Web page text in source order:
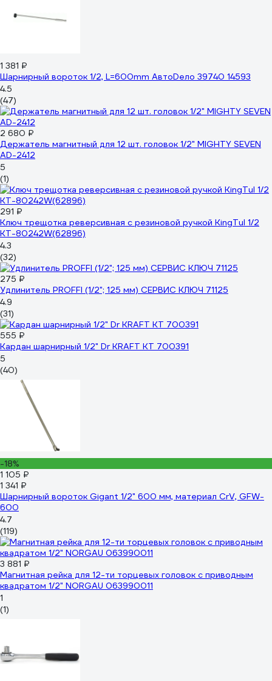
1 381 ₽
Шарнирный вороток 1/2, L=600mm АвтоDело 39740 14593
4.5
(47)
2 680 ₽
Держатель магнитный для 12 шт. головок 1/2" MIGHTY SEVEN
AD-2412
5
(1)
291 ₽
Ключ трещотка реверсивная с резиновой ручкой KingTul 1/2
KT-80242W(62896)
4.3
(32)
275 ₽
Удлинитель PROFFI (1/2"; 125 мм) СЕРВИС КЛЮЧ 71125
4.9
(31)
555 ₽
Кардан шарнирный 1/2" Dr KRAFT KT 700391
5
(40)
-18%
1 105 ₽
1 341 ₽
Шарнирный вороток Gigant 1/2" 600 мм, материал CrV, GFW-
600
4.7
(119)
3 881 ₽
Магнитная рейка для 12-ти торцевых головок с приводным
квадратом 1/2" NORGAU 063990011
1
(1)